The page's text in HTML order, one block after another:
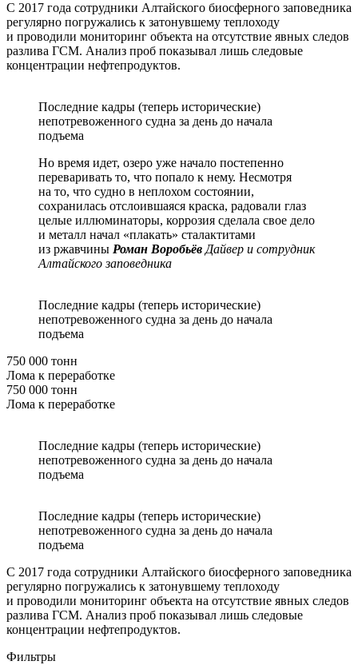
С 2017 года сотрудники Алтайского биосферного заповедника
регулярно погружались к затонувшему теплоходу
и проводили мониторинг объекта на отсутствие явных следов
разлива ГСМ. Анализ проб показывал лишь следовые
концентрации нефтепродуктов.
Последние кадры (теперь исторические)
непотревоженного судна за день до начала
подъема
Но время идет, озеро уже начало постепенно
переваривать то, что попало к нему. Несмотря
на то, что судно в неплохом состоянии,
сохранилась отслоившаяся краска, радовали глаз
целые иллюминаторы, коррозия сделала свое дело
и металл начал «плакать» сталактитами
из ржавчины Роман Воробьёв Дайвер и сотрудник
Алтайского заповедника
Последние кадры (теперь исторические)
непотревоженного судна за день до начала
подъема
750 000 тонн
Лома к переработке
750 000 тонн
Лома к переработке
Последние кадры (теперь исторические)
непотревоженного судна за день до начала
подъема
Последние кадры (теперь исторические)
непотревоженного судна за день до начала
подъема
С 2017 года сотрудники Алтайского биосферного заповедника
регулярно погружались к затонувшему теплоходу
и проводили мониторинг объекта на отсутствие явных следов
разлива ГСМ. Анализ проб показывал лишь следовые
концентрации нефтепродуктов.
Фильтры